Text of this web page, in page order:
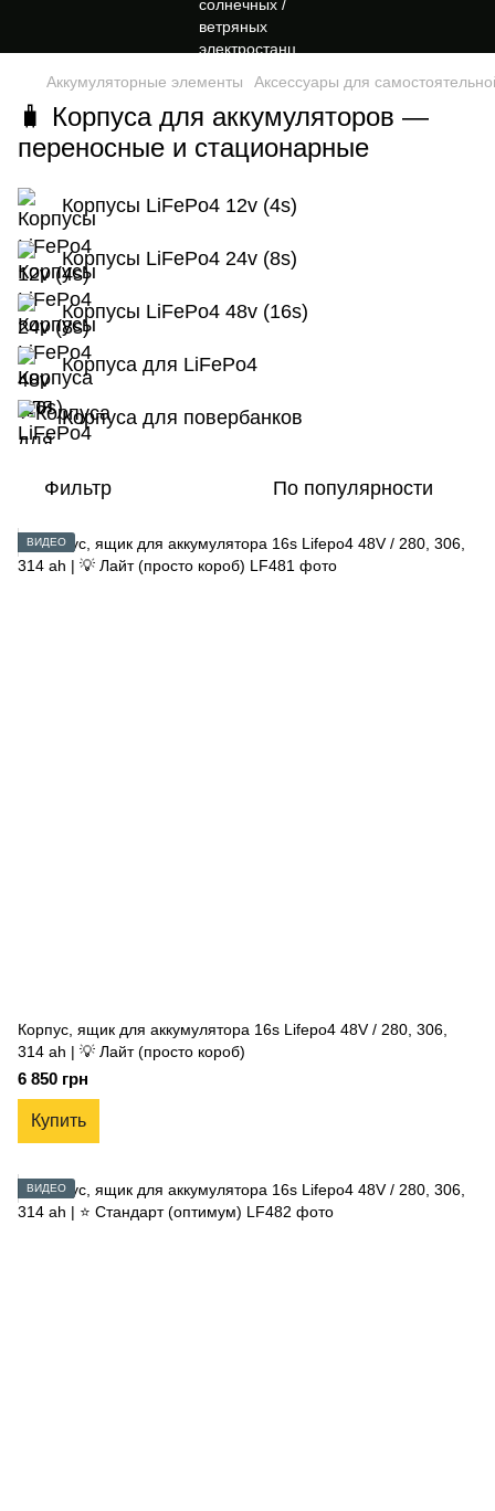
Аккумуляторные элементы Аксессуары для
🧳 Корпуса для аккумуляторов —
переносные и стационарные
Корпусы LiFePo4 12v (4s)
Корпусы LiFePo4 24v (8s)
Корпусы LiFePo4 48v (16s)
Корпуса для LiFePo4
Корпуса для повербанков
Фильтр По популярности
ВИДЕО
Корпус, ящик для аккумулятора 16s Lifepo4 48V / 280, 306,
314 ah | 💡 Лайт (просто короб)
6 850 грн
Купить
ВИДЕО